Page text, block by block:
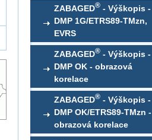
ZABAGED® - Výškopis -
DMP 1G/ETRS89-TMzn,
EVRS
ZABAGED® - Výškopis -
DMP OK - obrazová
korelace
ZABAGED® - Výškopis -
DMP OK/ETRS89-TMzn -
obrazová korelace